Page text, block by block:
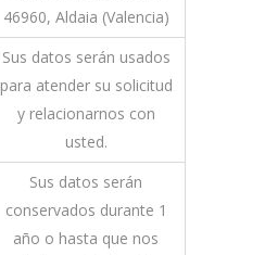
46960, Aldaia (Valencia)
Sus datos serán usados
para atender su solicitud
y relacionarnos con
usted.
Sus datos serán
conservados durante 1
año o hasta que nos